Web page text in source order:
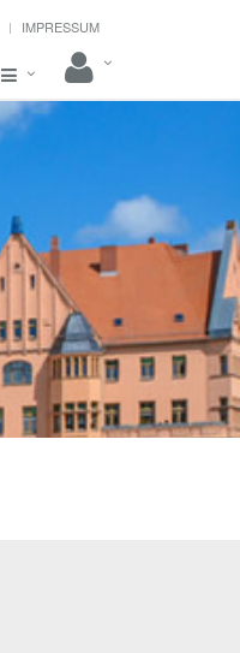
IMPRESSUM